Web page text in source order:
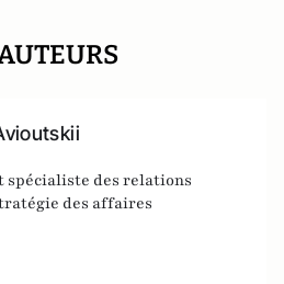
spécialiste des relations
des affaires